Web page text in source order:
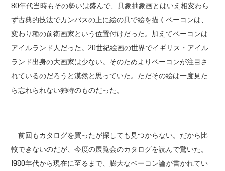
80年代当時もその勢いは盛んで、具象抽象画とはいえ相変わら
ず古典的技法でカンバスの上に絵の具で絵を描くベーコンは、
変わり種の前衛画家という位置付けだった。加えてベーコンは
アイルランド人だった。20世紀絵画の世界でイギリス・アイル
ランド出身の大画家は少ない。そのためよりベーコンが注目さ
れているのだろうと漠然と思っていた。ただその絵は一度見た
ら忘れられない独特のものだった。
前回もカタログを買ったが探しても見つからない。だから比
較できないのだが、今度の展覧会のカタログを読んで驚いた。
1980年代から現在に至るまで、膨大なベーコン論が書かれてい